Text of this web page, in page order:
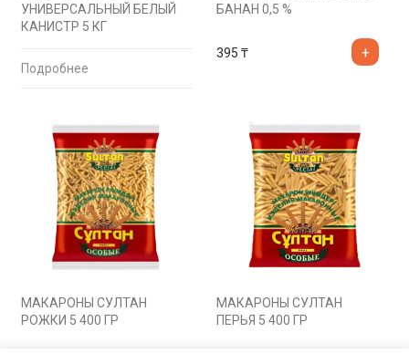
УНИВЕРСАЛЬНЫЙ БЕЛЫЙ
КАНИСТР 5 КГ
Подробнее
БАНАН 0,5 %
395 ₸
МАКАРОНЫ СУЛТАН
РОЖКИ 5 400 ГР
МАКАРОНЫ СУЛТАН
ПЕРЬЯ 5 400 ГР